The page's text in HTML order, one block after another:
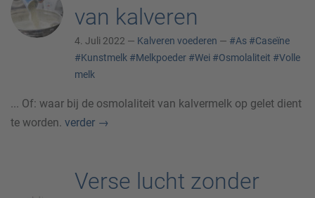
van kalveren
4. Juli 2022 — Kalveren voederen — #As #Caseïne
#Kunstmelk #Melkpoeder #Wei #Osmolaliteit #Volle
melk
... Of: waar bij de osmolaliteit van kalvermelk op gelet dient
te worden. verder →
Verse lucht zonder